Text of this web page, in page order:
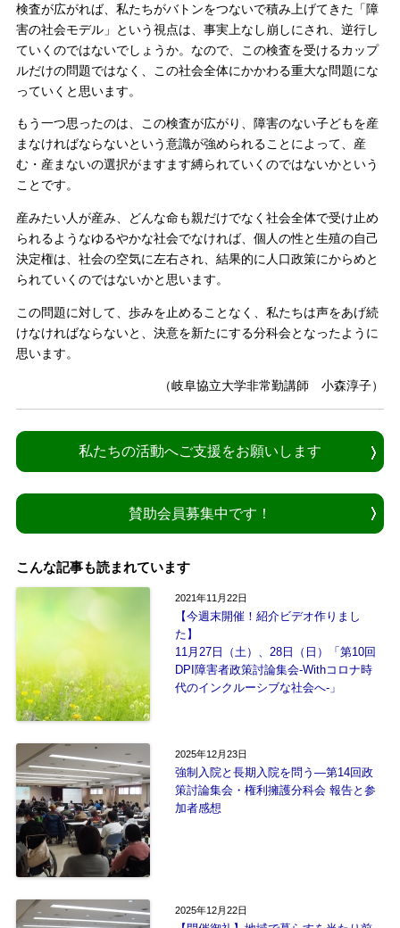
検査が広がれば、私たちがバトンをつないで積み上げてきた「障
害の社会モデル」という視点は、事実上なし崩しにされ、逆行し
ていくのではないでしょうか。なので、この検査を受けるカップ
ルだけの問題ではなく、この社会全体にかかわる重大な問題にな
っていくと思います。
もう一つ思ったのは、この検査が広がり、障害のない子どもを産
まなければならないという意識が強められることによって、産
む・産まないの選択がますます縛られていくのではないかという
ことです。
産みたい人が産み、どんな命も親だけでなく社会全体で受け止め
られるようなゆるやかな社会でなければ、個人の性と生殖の自己
決定権は、社会の空気に左右され、結果的に人口政策にからめと
られていくのではないかと思います。
この問題に対して、歩みを止めることなく、私たちは声をあげ続
けなければならないと、決意を新たにする分科会となったように
思います。
（岐阜協立大学非常勤講師 小森淳子）
私たちの活動へご支援をお願いします
賛助会員募集中です！
こんな記事も読まれています
2021年11月22日
【今週末開催！紹介ビデオ作りまし
た】
11月27日（土）、28日（日）「第10回
DPI障害者政策討論集会-Withコロナ時
代のインクルーシブな社会へ-」
2025年12月23日
強制入院と長期入院を問う―第14回政
策討論集会・権利擁護分科会 報告と参
加者感想
2025年12月22日